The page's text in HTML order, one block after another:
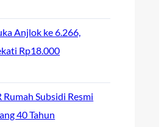
Anjlok ke 6.266,
Rp18.000
Rumah Subsidi Resmi
40 Tahun